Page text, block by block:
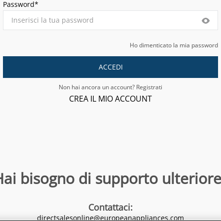
Password*
Ho dimenticato la mia password
ACCEDI
Non hai ancora un account? Registrati
CREA IL MIO ACCOUNT
bisogno di supporto
Contattaci:
directsalesonline@europeanappliances.com